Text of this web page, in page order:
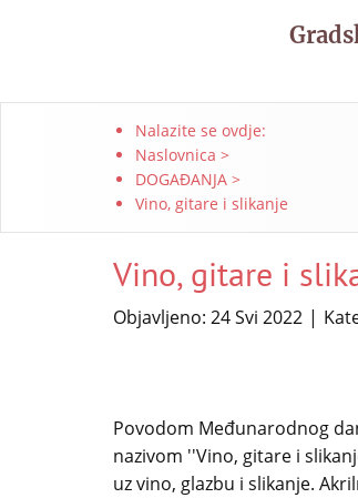
Nalazite se ovdje:
Naslovnica >
DOGAĐANJA >
Vino, gitare i slikanje
Vino, gitare i
Objavljeno: 24 Svi 2022
Povodom Međunarodnog
nazivom ''Vino, gitare i
uz vino, glazbu i slikanje.